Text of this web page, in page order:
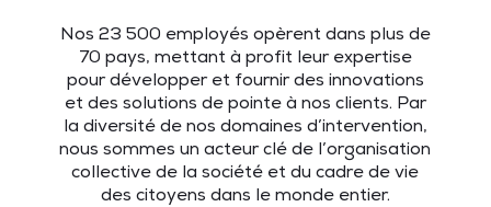
Nos 23 500 employés opèrent dans plus de
70 pays, mettant à profit leur expertise
pour développer et fournir des innovations
et des solutions de pointe à nos clients. Par
la diversité de nos domaines d’intervention,
nous sommes un acteur clé de l’organisation
collective de la société et du cadre de vie
des citoyens dans le monde entier.